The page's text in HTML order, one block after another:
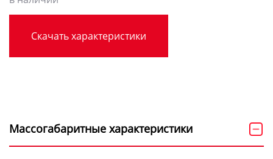
Скачать характеристики
Массогабаритные характеристики